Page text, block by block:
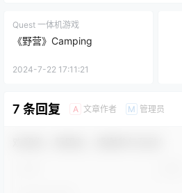
Quest 一体机游戏
《野营》Camping
2024-7-22 17:11:21
7 条回复 A 文章作者 M 管理员